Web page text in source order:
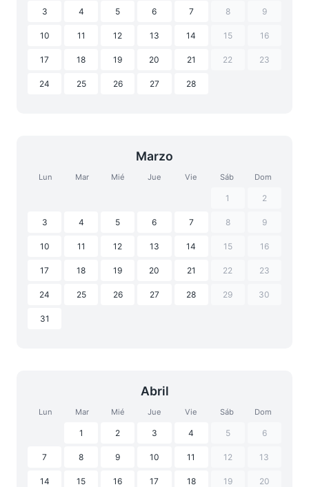
3 4 5 6 7 8 9
10 11 12 13 14 15 16
17 18 19 20 21 22 23
24 25 26 27 28
Marzo
Lun Mar Mié Jue Vie Sáb Dom
1 2
3 4 5 6 7 8 9
10 11 12 13 14 15 16
17 18 19 20 21 22 23
24 25 26 27 28 29 30
31
Abril
Lun Mar Mié Jue Vie Sáb Dom
1 2 3 4 5 6
7 8 9 10 11 12 13
14 15 16 17 18 19 20